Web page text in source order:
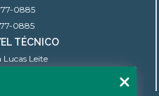
0885
0885
TÉCNICO
Lucas Leite
100.806